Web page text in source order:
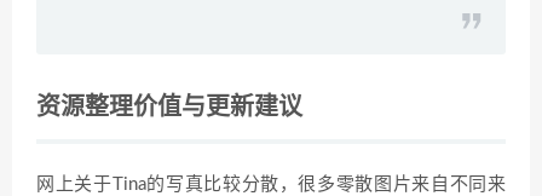
资源整理价值与更新建议
网上关于Tina的写真比较分散，很多零散图片来自不同来